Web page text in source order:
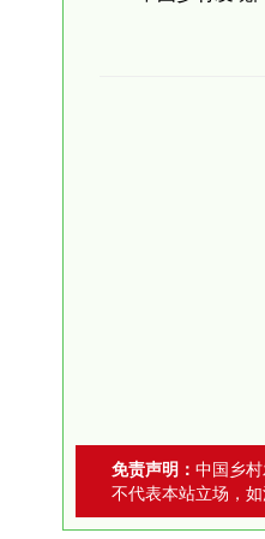
免责声明： 中国乡
不代表本站立场，